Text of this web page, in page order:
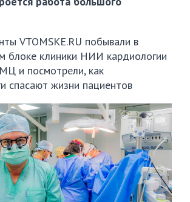
VTOMSKE.RU побывали в
блоке клиники НИИ кардиологии
и посмотрели, как
спасают жизни пациентов